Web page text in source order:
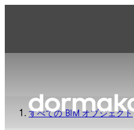
すべての BIM オブジェクト